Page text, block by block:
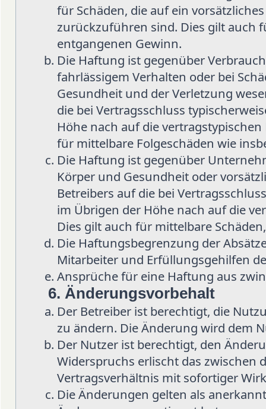
für Schäden, die auf ein
zurückzuführen sind. Dies gilt auch
entgangenen Gewinn.
Die Haftung ist gegenüber
fahrlässigem Verhalten oder bei
Gesundheit und der Verletzung
die bei Vertragsschluss
Höhe nach auf die
für mittelbare Folgeschäden wie
Die Haftung ist gegenüber
Körper und Gesundheit oder
Betreibers auf die bei
im Übrigen der Höhe nach auf die
Dies gilt auch für mittelbare
Die Haftungsbegrenzung der
Mitarbeiter und Erfüllungsgehilfen
Ansprüche für eine Haftung aus
6. Änderungsvorbehalt
Der Betreiber ist berechtigt, die
zu ändern. Die Änderung wird dem
Der Nutzer ist berechtigt, den
Widerspruchs erlischt das zwischen
Vertragsverhältnis mit sofortiger
Die Änderungen gelten als